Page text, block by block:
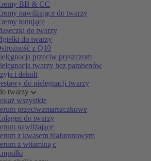
BB & CC
nawilżające do twarzy
tonujące
do twarzy
do twarzy
z Q10
przeciw pryszczom
twarzy bez parabenów
i dekolt
do pielęgnacji twarzy
twarzy
wszystkie
przeciwzmarszczkowe
do twarzy
nawilżające
z kwasem hialuronowym
z witaminą c